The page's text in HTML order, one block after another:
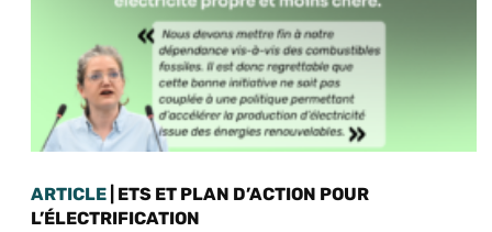
ARTICLE | ETS ET PLAN D’ACTION POUR
L’ÉLECTRIFICATION